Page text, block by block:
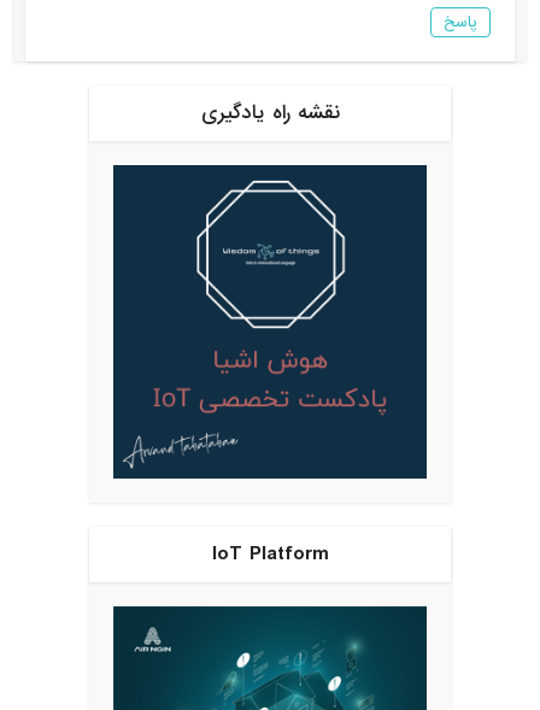
پاسخ
نقشه راه یادگیری
IoT Platform